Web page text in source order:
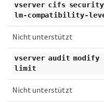
vserver cifs
lm-compatibility-
Nicht unterstützt
vserver audit
limit
Nicht unterstützt